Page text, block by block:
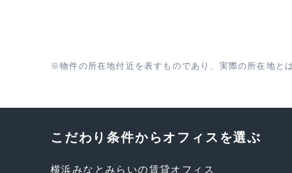
※物件の所在地付近を表すものであり、実際の所在地と
こだわり条件からオフィスを選ぶ
横浜みなとみらいの賃貸オフィス